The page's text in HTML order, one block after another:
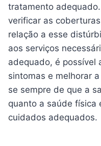
tratamento
verificar as
relação a esse
aos serviços
adequado, é possível
sintomas e melhorar
se sempre de que a
quanto a saúde física
cuidados adequados.